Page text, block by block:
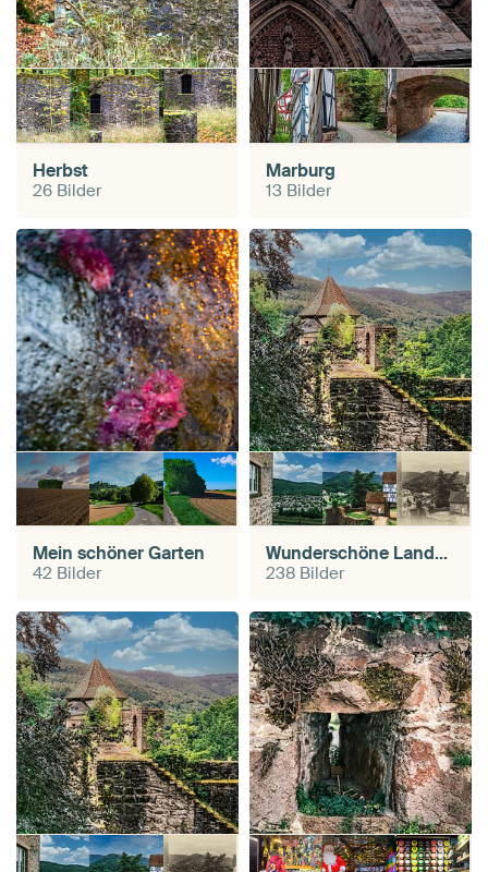
Herbst
26 Bilder
Marburg
13 Bilder
Mein schöner Garten
42 Bilder
Wunderschöne Landschaften
238 Bilder